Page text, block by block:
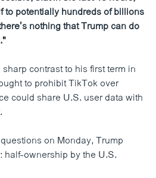
to potentially hundreds of billions
nothing that Trump can do
contrast to his first term in
to prohibit TikTok over
could share U.S. user data with
on Monday, Trump
ownership by the U.S.